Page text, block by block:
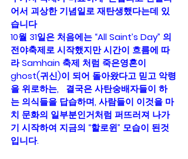
어서 괴상한 기념일로 재탄생했다는데 있
습니다
10월 31일은 처음에는 “All Saint’s Day” 의
전야축제로 시작했지만 시간이 흐름에 따
라 Samhain 축제 처럼 죽은영혼이
ghost(귀신)이 되어 돌아왔다고 믿고 악령
을 위로하는,   결국은 사탄숭배자들이 하
는 의식들을 답습하며, 사람들이 이것을 마
치 문화의 일부분인거처럼 퍼뜨러져 나가
기 시작하여 지금의 “할로윈” 모습이 된것
입니다.